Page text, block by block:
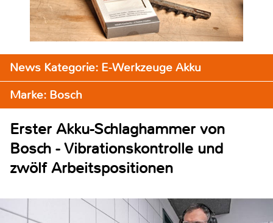
News Kategorie: E-Werkzeuge Akku
Marke: Bosch
Erster Akku-Schlaghammer von
Bosch - Vibrationskontrolle und
zwölf Arbeitspositionen